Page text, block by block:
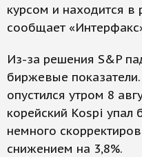
курсом и находится в
сообщает
Из-за решения S&P
биржевые
опустился утром 8
корейский Kospi упал
немного
снижением на 3,8%.